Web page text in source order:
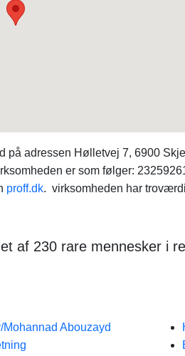
på adressen Hølletvej 7, 6900
er som følger:
proff.dk. virksomheden har
af 230 rare mennesker i
Abouzayd